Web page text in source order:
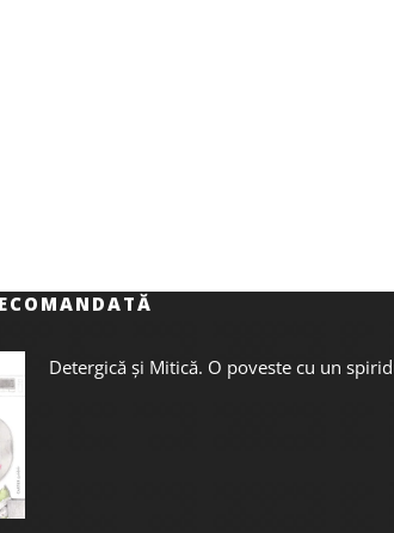
Detergică și Mitică. O poveste cu un